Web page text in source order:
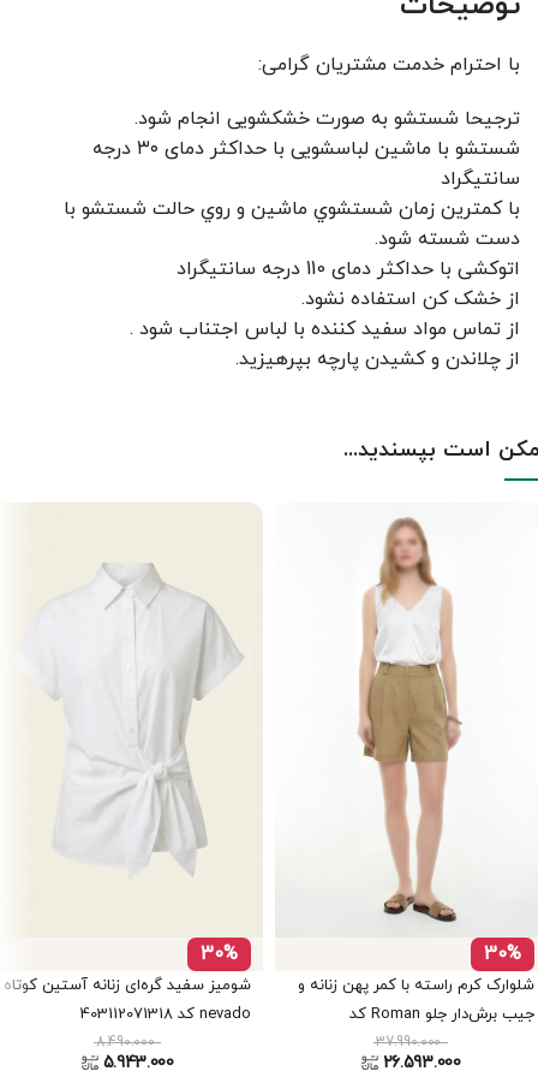
با احترام خدمت مشتریان گرامی:
ترجیحا شستشو به صورت خشکشویی انجام شود.
شستشو با ماشین لباسشویی با حداکثر دمای ۳۰ درجه
سانتیگراد
با کمترين زمان شستشوي ماشين و روي حالت شستشو با
دست شسته شود.
اتوکشی با حداکثر دمای 110 درجه سانتیگراد
از خشک کن استفاده نشود.
از تماس مواد سفید کننده با لباس اجتناب شود .
از چلاندن و کشيدن پارچه بپرهيزيد.
است بپسندید...
30%
شلوارک کرم راسته با کمر پهن زنانه و
جیب برش‌دار جلو Roman کد
37.990.000
26.593.000
30%
شومیز سفید گره‌ای زنانه آستین کوتاه
nevado کد 403112071318
8.490.000
5.943.000